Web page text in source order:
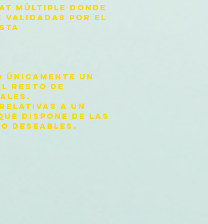
MÚLTIPLE DONDE
VALIDADAS POR EL
ÚNICAMENTE UN
RESTO DE
A UN
DISPONE DE LAS
DESEABLES.